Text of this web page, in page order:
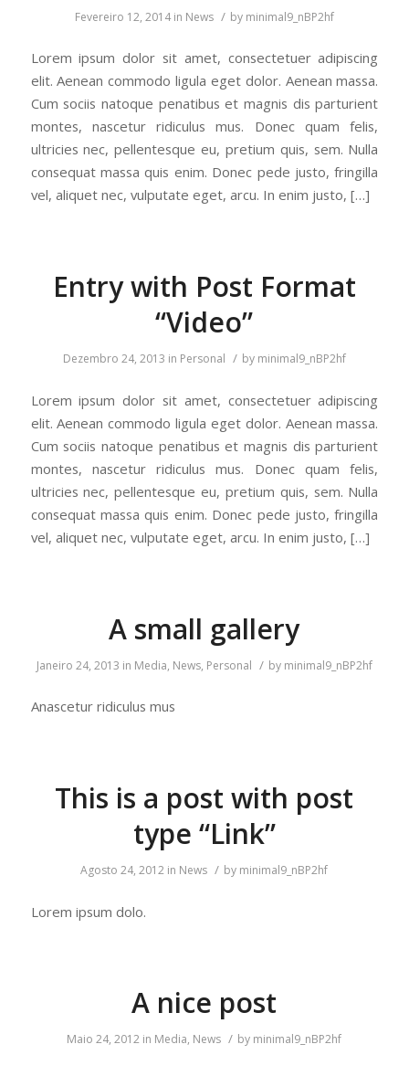
Fevereiro 12, 2014 in News / by minimal9_nBP2hf
Lorem ipsum dolor sit amet, consectetuer adipiscing
elit. Aenean commodo ligula eget dolor. Aenean massa.
Cum sociis natoque penatibus et magnis dis parturient
montes, nascetur ridiculus mus. Donec quam felis,
ultricies nec, pellentesque eu, pretium quis, sem. Nulla
consequat massa quis enim. Donec pede justo, fringilla
vel, aliquet nec, vulputate eget, arcu. In enim justo, […]
Entry with Post Format
“Video”
Dezembro 24, 2013 in Personal / by minimal9_nBP2hf
Lorem ipsum dolor sit amet, consectetuer adipiscing
elit. Aenean commodo ligula eget dolor. Aenean massa.
Cum sociis natoque penatibus et magnis dis parturient
montes, nascetur ridiculus mus. Donec quam felis,
ultricies nec, pellentesque eu, pretium quis, sem. Nulla
consequat massa quis enim. Donec pede justo, fringilla
vel, aliquet nec, vulputate eget, arcu. In enim justo, […]
A small gallery
Janeiro 24, 2013 in Media, News, Personal / by minimal9_nBP2hf
Anascetur ridiculus mus
This is a post with post
type “Link”
Agosto 24, 2012 in News / by minimal9_nBP2hf
Lorem ipsum dolo.
A nice post
Maio 24, 2012 in Media, News / by minimal9_nBP2hf